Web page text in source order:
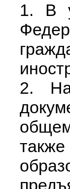
1. В
2.